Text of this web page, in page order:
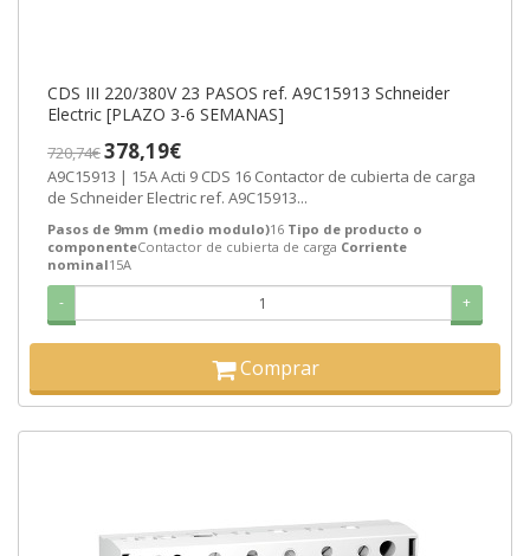
CDS III 220/380V 23 PASOS ref. A9C15913 Schneider
Electric [PLAZO 3-6 SEMANAS]
720,74€378,19€
A9C15913 | 15A Acti 9 CDS 16 Contactor de cubierta de carga
de Schneider Electric ref. A9C15913...
Pasos de 9mm (medio modulo)16 Tipo de producto o
componenteContactor de cubierta de carga Corriente
nominal15A
- +
Comprar